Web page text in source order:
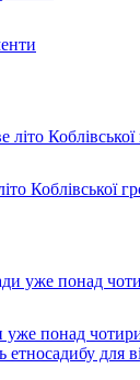
Коблівської
уже понад